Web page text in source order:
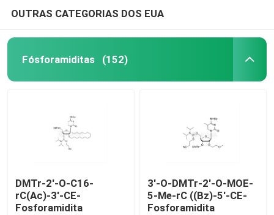
OUTRAS CATEGORIAS DOS EUA
Fósforamiditas (152)
DMTr-2'-O-C16-
rC(Ac)-3'-CE-
Fosforamidita
3'-O-DMTr-2'-O-MOE-
5-Me-rC ((Bz)-5'-CE-
Fosforamidita